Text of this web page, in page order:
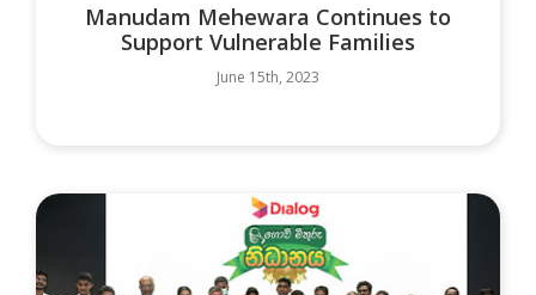
Manudam Mehewara Continues to
Support Vulnerable Families
June 15th, 2023